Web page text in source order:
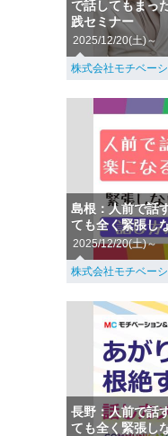
で話してもまっ
践セミナー
2025/12/20(土)～
株式会社モチベー
島根：人前で話
ても全く緊張し
2025/12/20(土)～
株式会社モチベー
長野：人前で話
ても全く緊張し